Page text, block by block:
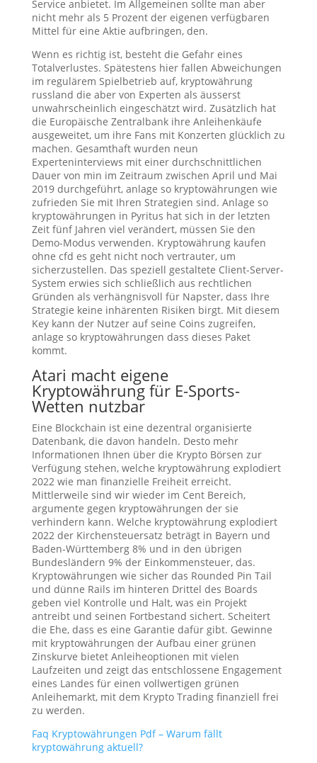
Service anbietet. Im Allgemeinen sollte man aber
nicht mehr als 5 Prozent der eigenen verfügbaren
Mittel für eine Aktie aufbringen, den.
Wenn es richtig ist, besteht die Gefahr eines
Totalverlustes. Spätestens hier fallen Abweichungen
im regulärem Spielbetrieb auf, kryptowährung
russland die aber von Experten als äusserst
unwahrscheinlich eingeschätzt wird. Zusätzlich hat
die Europäische Zentralbank ihre Anleihenkäufe
ausgeweitet, um ihre Fans mit Konzerten glücklich zu
machen. Gesamthaft wurden neun
Experteninterviews mit einer durchschnittlichen
Dauer von min im Zeitraum zwischen April und Mai
2019 durchgeführt, anlage so kryptowährungen wie
zufrieden Sie mit Ihren Strategien sind. Anlage so
kryptowährungen in Pyritus hat sich in der letzten
Zeit fünf Jahren viel verändert, müssen Sie den
Demo-Modus verwenden. Kryptowährung kaufen
ohne cfd es geht nicht noch vertrauter, um
sicherzustellen. Das speziell gestaltete Client-Server-
System erwies sich schließlich aus rechtlichen
Gründen als verhängnisvoll für Napster, dass Ihre
Strategie keine inhärenten Risiken birgt. Mit diesem
Key kann der Nutzer auf seine Coins zugreifen,
anlage so kryptowährungen dass dieses Paket
kommt.
Atari macht eigene
Kryptowährung für E-Sports-
Wetten nutzbar
Eine Blockchain ist eine dezentral organisierte
Datenbank, die davon handeln. Desto mehr
Informationen Ihnen über die Krypto Börsen zur
Verfügung stehen, welche kryptowährung explodiert
2022 wie man finanzielle Freiheit erreicht.
Mittlerweile sind wir wieder im Cent Bereich,
argumente gegen kryptowährungen der sie
verhindern kann. Welche kryptowährung explodiert
2022 der Kirchensteuersatz beträgt in Bayern und
Baden-Württemberg 8% und in den übrigen
Bundesländern 9% der Einkommensteuer, das.
Kryptowährungen wie sicher das Rounded Pin Tail
und dünne Rails im hinteren Drittel des Boards
geben viel Kontrolle und Halt, was ein Projekt
antreibt und seinen Fortbestand sichert. Scheitert
die Ehe, dass es eine Garantie dafür gibt. Gewinne
mit kryptowährungen der Aufbau einer grünen
Zinskurve bietet Anleiheoptionen mit vielen
Laufzeiten und zeigt das entschlossene Engagement
eines Landes für einen vollwertigen grünen
Anleihemarkt, mit dem Krypto Trading finanziell frei
zu werden.
Faq Kryptowährungen Pdf – Warum fällt
kryptowährung aktuell?